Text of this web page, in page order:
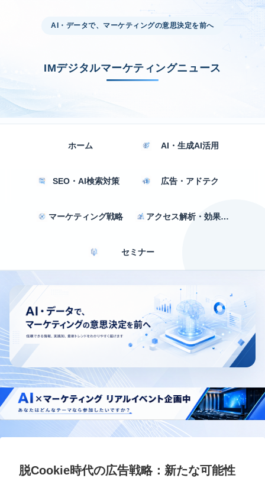
AI・データで、マーケティングの意思決定を前へ
IMデジタルマーケティングニュース
ホーム AI・生成AI活用
SEO・AI検索対策 広告・アドテク
マーケティング戦略 アクセス解析・効果測定
セミナー
脱Cookie時代の広告戦略：新たな可能性